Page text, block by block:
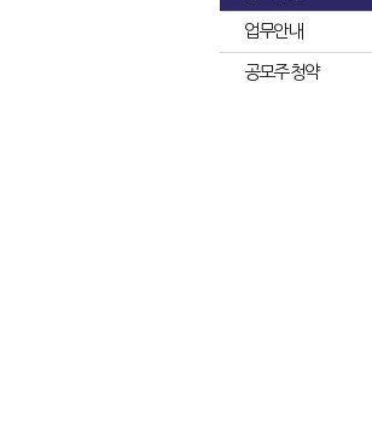
업무안내
공모주 청약